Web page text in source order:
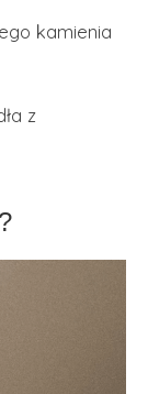
kamienia
z
?